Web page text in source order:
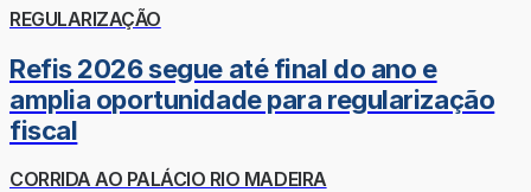
REGULARIZAÇÃO
Refis 2026 segue até final do ano e
amplia oportunidade para regularização
fiscal
CORRIDA AO PALÁCIO RIO MADEIRA